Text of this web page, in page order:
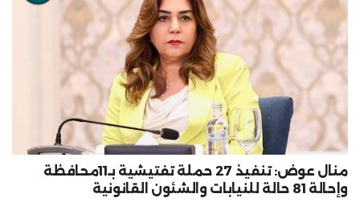
منال عوض: تنفيذ 27 حملة تفتيشية بـ11محافظة
وإحالة 81 حالة للنيابات والشئون القانونية